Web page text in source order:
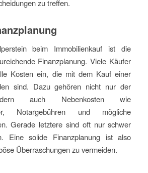
zu treffen.
beim Immobilienkauf ist die
Finanzplanung. Viele Käufer
Kosten ein, die mit dem Kauf einer
sind. Dazu gehören nicht nur der
auch Nebenkosten wie
Notargebühren und mögliche
Gerade letztere sind oft nur schwer
Eine solide Finanzplanung ist also
Überraschungen zu vermeiden.